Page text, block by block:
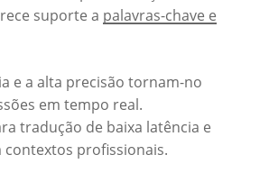
suporte a palavras-chave e
e a alta precisão tornam-no
em tempo real.
tradução de baixa latência e
contextos profissionais.